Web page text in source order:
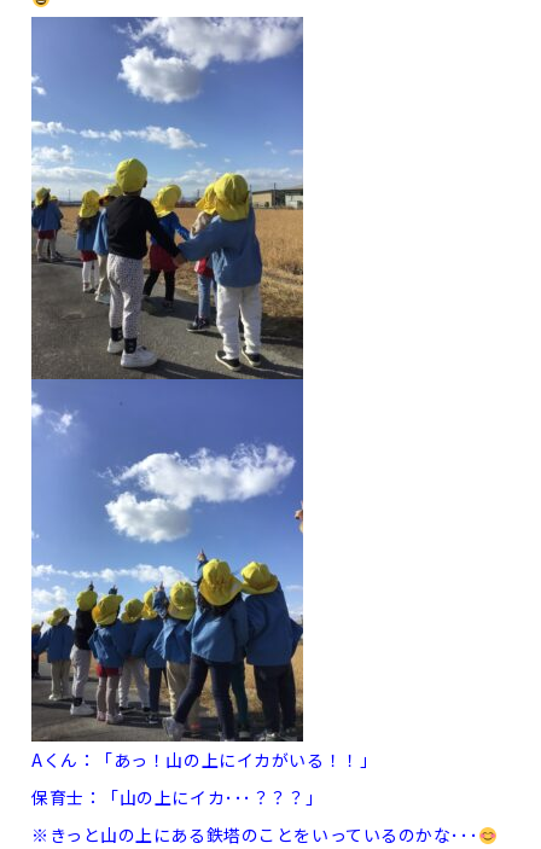
Aくん：「あっ！山の上にイカがいる！！」
保育士：「山の上にイカ･･･？？？」
※きっと山の上にある鉄塔のことをいっているのかな･･･